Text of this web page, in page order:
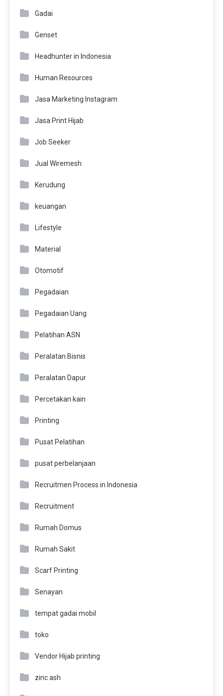
Gadai
Genset
Headhunter in Indonesia
Human Resources
Jasa Marketing Instagram
Jasa Print Hijab
Job Seeker
Jual Wiremesh
Kerudung
keuangan
Lifestyle
Material
Otomotif
Pegadaian
Pegadaian Uang
Pelatihan ASN
Peralatan Bisnis
Peralatan Dapur
Percetakan kain
Printing
Pusat Pelatihan
pusat perbelanjaan
Recruitmen Process in Indonesia
Recruitment
Rumah Domus
Rumah Sakit
Scarf Printing
Senayan
tempat gadai mobil
toko
Vendor Hijab printing
zinc ash